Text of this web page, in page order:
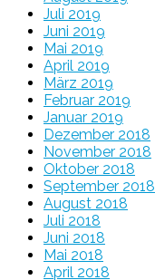
Juli 2019
Juni 2019
Mai 2019
April 2019
März 2019
Februar 2019
Januar 2019
Dezember 2018
November 2018
Oktober 2018
September 2018
August 2018
Juli 2018
Juni 2018
Mai 2018
April 2018